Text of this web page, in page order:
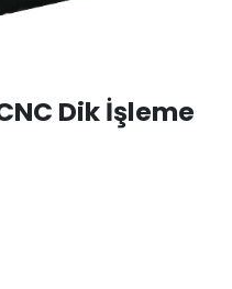
Dik İşleme